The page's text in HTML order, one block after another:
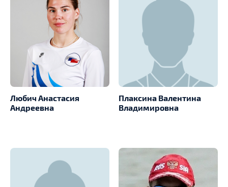
Любич Анастасия
Андреевна
Плаксина Валентина
Владимировна